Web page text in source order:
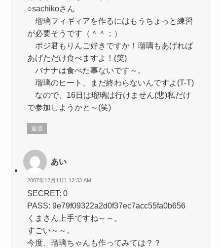
○sachikoさん
瑠璃フィギィアを作るにはもうちょっと練習
が必要そうです（＾＾；）
ポジ君もりんご好きですか！瑠璃もあげれば
あげただけ食べますよ！(笑)
バナナは食べた事ないです～。
瑠璃のヒート、まだ終わらないんですよ(T-T)
なので、16日は瑠璃は行けません(悲)私だけ
で参加しようかと～(笑)
返信
あい
2007年12月11日 12:33 AM
SECRET: 0
PASS: 9e79f09322a2d0f37ec7acc55fa0b656
くまさん上手ですね～～。
すごい～～。
今度、瑠璃ちゃんも作ってみては？？